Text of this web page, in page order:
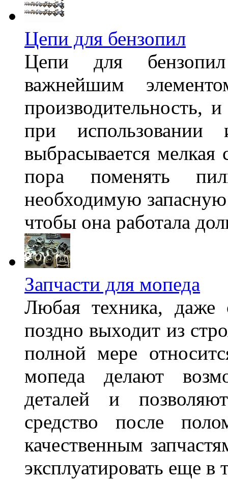
Цепи для бензопил
Цепи для
важнейшим
производительность,
при использовании
выбрасывается
пора поменять
необходимую
чтобы она работала
Запчасти для мопеда
Любая техника, даже
поздно выходит из
полной мере
мопеда делают
деталей и
средство после
качественным
эксплуатировать еще в